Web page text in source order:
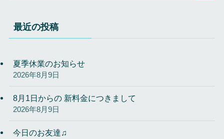
最近の投稿
夏季休業のお知らせ
2026年8月9日
8月1日からの 新料金につきまして
2026年8月9日
今日のお友達♫